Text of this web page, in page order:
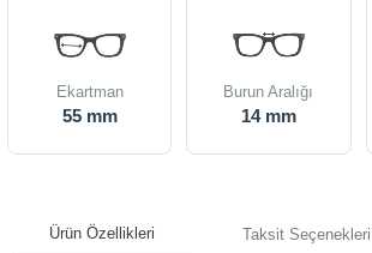
Ekartman
55 mm
Burun Aralığı
14 mm
Ürün Özellikleri Taksit Seçenekleri